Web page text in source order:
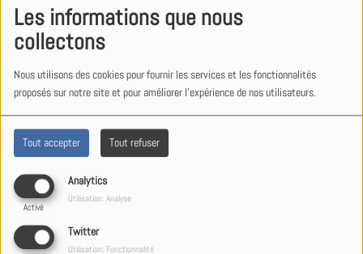
Les informations que nous
collectons
Nous utilisons des cookies pour fournir les services et les fonctionnalités
proposés sur notre site et pour améliorer l'expérience de nos utilisateurs.
Tout accepter Tout refuser
Analytics
Activé
Utilisation: Analyse
Twitter
Utilisation: Fonctionnalité
MOSELLE OUVRENT
PORTES CE 14 MAI
FIN DE LA MIGRATION DES
PRÈS DE 3 000 BATRACIENS
SAUVÉS